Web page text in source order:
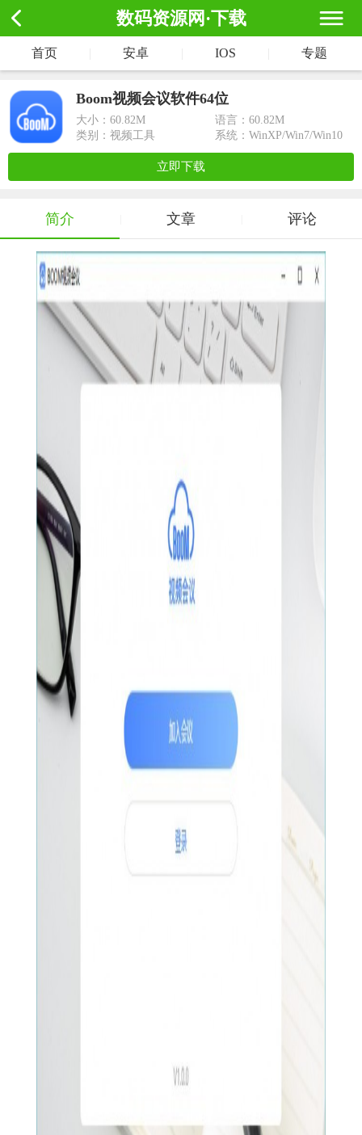
数码资源网·下载
首页 安卓 IOS 专题
Boom视频会议软件64位
大小： 60.82M
语言：60.82M
类别：视频工具
系统：WinXP/Win7/Win10
立即下载
简介 文章 评论